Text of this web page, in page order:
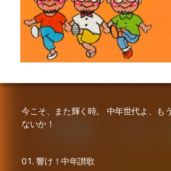
今こそ、また輝く時。 中年世代よ、も
ないか！
響け！中年讃歌